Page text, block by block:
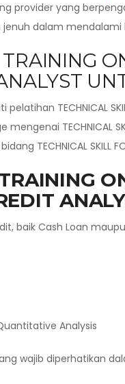
provider yang
dalam mendalami
TECHNICAL
TECHNICAL
TECHNICAL SKILL
baik Cash Loan
Analysis
wajib diperhatikan